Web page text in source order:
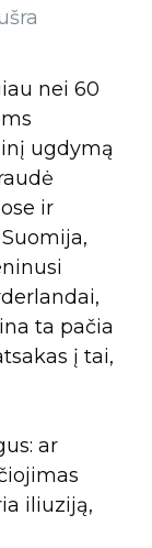
nei 60
ugdymą
ir
ta pačia
į tai,
ar
iliuziją,